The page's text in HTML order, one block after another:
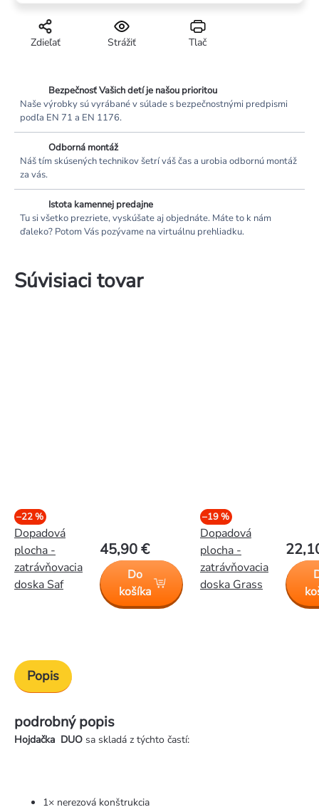
Tlač
Strážiť
Zdieľať
Bezpečnosť Vašich detí je našou prioritou
Naše výrobky sú vyrábané v súlade s bezpečnostnými predpismi
podľa EN 71 a EN 1176.
Odborná montáž
Náš tím skúsených technikov šetrí váš čas a urobia odbornú montáž
za vás.
Istota kamennej predajne
Tu si všetko prezriete, vyskúšate aj objednáte. Máte to k nám
ďaleko? Potom Vás pozývame na virtuálnu prehliadku.
Súvisiaci tovar
–22 %
Dopadová
plocha -
zatrávňovacia
doska Saf
45,90 €
Do
košíka
–19 %
Dopadová
plocha -
zatrávňovacia
doska Grass
Popis
podrobný popis
Hojdačka DUO sa skladá z týchto častí:
1× nerezová konštrukcia